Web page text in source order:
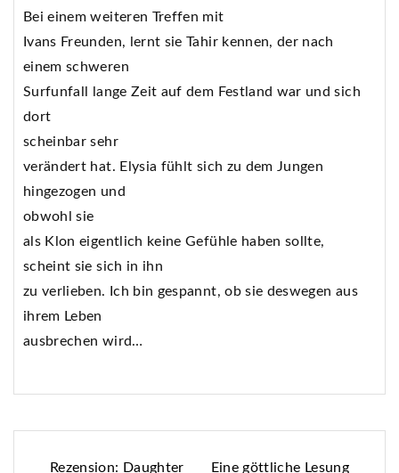
Bei einem weiteren Treffen mit
Ivans Freunden, lernt sie Tahir kennen, der nach
einem schweren
Surfunfall lange Zeit auf dem Festland war und sich
dort
scheinbar sehr
verändert hat. Elysia fühlt sich zu dem Jungen
hingezogen und
obwohl sie
als Klon eigentlich keine Gefühle haben sollte,
scheint sie sich in ihn
zu verlieben. Ich bin gespannt, ob sie deswegen aus
ihrem Leben
ausbrechen wird…
Rezension: Daughter
Eine göttliche Lesung